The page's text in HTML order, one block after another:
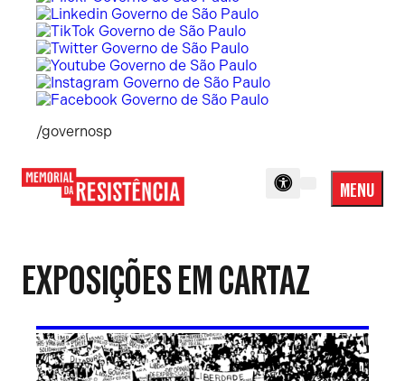
/governosp
MENU
Menu
EXPOSIÇÕES EM CARTAZ